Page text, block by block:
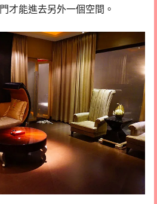
才能進去另外一個空間。